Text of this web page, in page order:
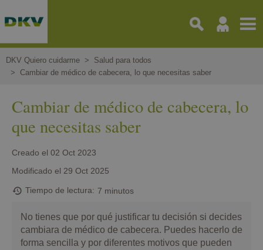
al
principal
DKV Quiero cuidarme
Salud para todos
Cambiar de médico de cabecera, lo que necesitas saber
Cambiar de médico de cabecera, lo
que necesitas saber
Creado el 02 Oct 2023
Modificado el 29 Oct 2025
Tiempo de lectura 7 minutos
No tienes que por qué justificar tu decisión si decides
cambiara de médico de cabecera. Puedes hacerlo de
forma sencilla y por diferentes motivos que pueden